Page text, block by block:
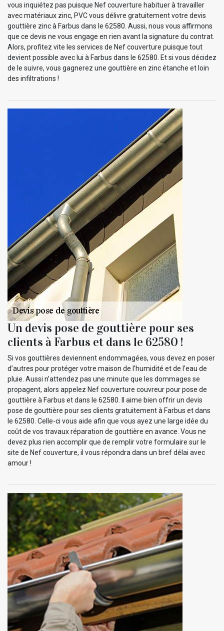
vous inquiétez pas puisque Nef couverture habituer à travailler
avec matériaux zinc, PVC vous délivre gratuitement votre devis
gouttière zinc à Farbus dans le 62580. Aussi, nous vous affirmons
que ce devis ne vous engage en rien avant la signature du contrat.
Alors, profitez vite les services de Nef couverture puisque tout
devient possible avec lui à Farbus dans le 62580. Et si vous décidez
de le suivre, vous gagnerez une gouttière en zinc étanche et loin
des infiltrations !
Un devis pose de gouttière pour ses
clients à Farbus et dans le 62580 !
Si vos gouttières deviennent endommagées, vous devez en poser
d’autres pour protéger votre maison de l’humidité et de l’eau de
pluie. Aussi n’attendez pas une minute que les dommages se
propagent, alors appelez Nef couverture couvreur pour pose de
gouttière à Farbus et dans le 62580. Il aime bien offrir un devis
pose de gouttière pour ses clients gratuitement à Farbus et dans
le 62580. Celle-ci vous aide afin que vous ayez une large idée du
coût de vos travaux réparation de gouttière en avance. Vous ne
devez plus rien accomplir que de remplir votre formulaire sur le
site de Nef couverture, il vous répondra dans un bref délai avec
amour !